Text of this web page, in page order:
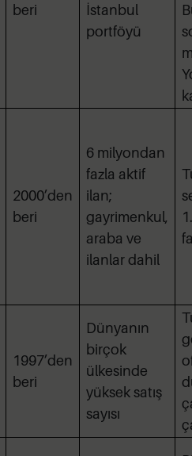
beri
İstanbul
portföyü
2000’den
beri
6 milyondan
fazla aktif
ilan;
gayrimenkul,
araba ve
ilanlar dahil
1997’den
beri
Dünyanın
birçok
ülkesinde
yüksek satış
sayısı